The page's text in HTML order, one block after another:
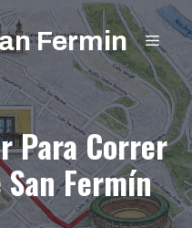
Fermin
Para Correr
Fermín